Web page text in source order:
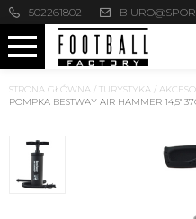
502261802
STRONA GŁÓWNA / TURYSTYKA /
POMPKA BESTWAY AIR HAMMER 14,5''